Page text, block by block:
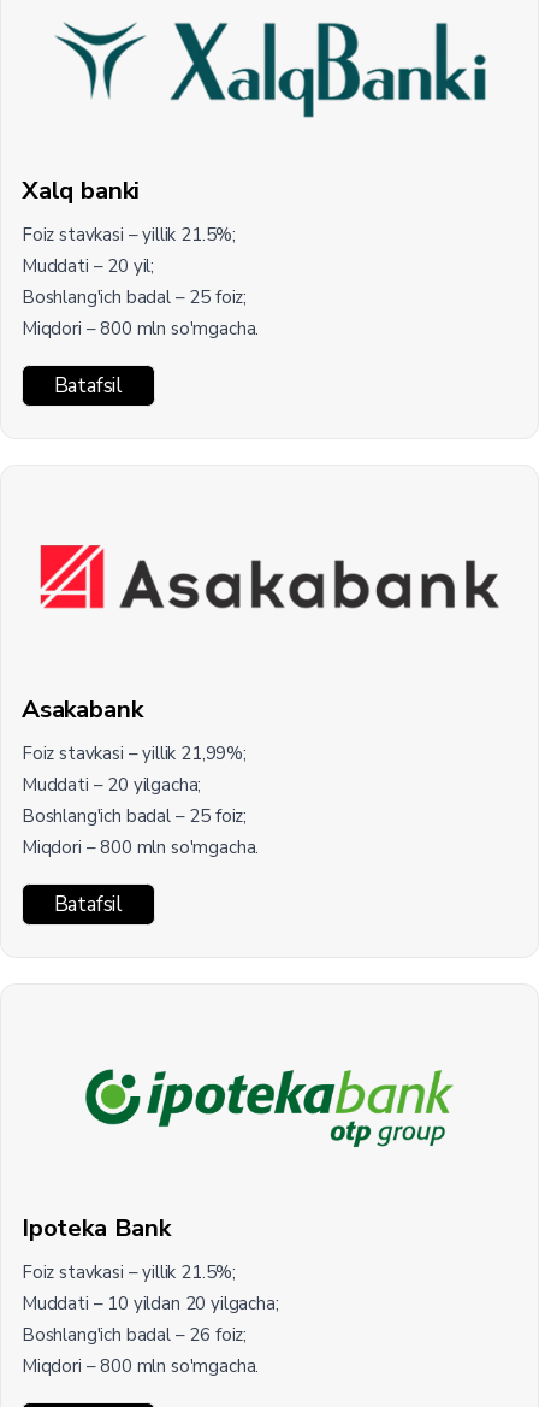
Xalq banki
Foiz stavkasi – yillik 21.5%;
Muddati – 20 yil;
Boshlang'ich badal – 25 foiz;
Miqdori – 800 mln so'mgacha.
Batafsil
Asakabank
Foiz stavkasi – yillik 21,99%;
Muddati – 20 yilgacha;
Boshlang'ich badal – 25 foiz;
Miqdori – 800 mln so'mgacha.
Batafsil
Ipoteka Bank
Foiz stavkasi – yillik 21.5%;
Muddati – 10 yildan 20 yilgacha;
Boshlang'ich badal – 26 foiz;
Miqdori – 800 mln so'mgacha.